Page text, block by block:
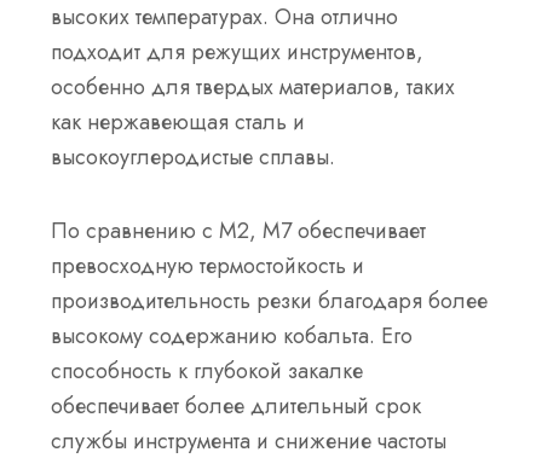
высоких температурах. Она отлично
подходит для режущих инструментов,
особенно для твердых материалов, таких
как нержавеющая сталь и
высокоуглеродистые сплавы.
По сравнению с M2, M7 обеспечивает
превосходную термостойкость и
производительность резки благодаря более
высокому содержанию кобальта. Его
способность к глубокой закалке
обеспечивает более длительный срок
службы инструмента и снижение частоты